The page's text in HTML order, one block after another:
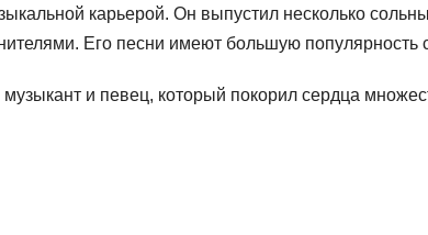
карьерой. Он выпустил несколько
Его песни имеют большую популярность
и певец, который покорил сердца